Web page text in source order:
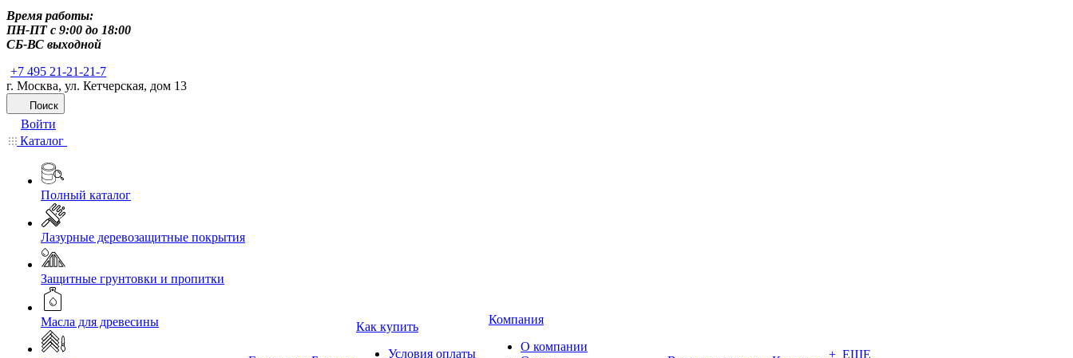
Время работы:
ПН-ПТ c 9:00 до 18:00
СБ-ВС выходной
+7 495 21-21-21-7
г. Москва, ул. Кетчерская, дом 13
Поиск
Войти
Каталог
Полный каталог
Лазурные деревозащитные покрытия
Защитные грунтовки и пропитки
Масла для древесины
Как купить
Условия оплаты
Компания
О компании
+ ЕЩЕ